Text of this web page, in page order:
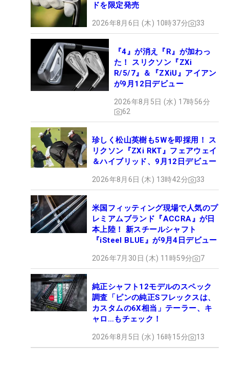
ドを限定発売
2026年8月6日 (木) 10時37分 33
『4』が消え『R』が加わっ
た！ スリクソン『ZXi
R/5/7』＆『ZXiU』アイアン
が9月12日デビュー
2026年8月5日 (水) 17時56分
62
珍しく松山英樹も5Wを即採用！ ス
リクソン『ZXi RKT』フェアウェイ
＆ハイブリッド、9月12日デビュー
2026年8月6日 (木) 13時42分 33
米国フィッティング現場で人気のプ
レミアムブランド『ACCRA』が日
本上陸！ 新スチールシャフト
『iSteel BLUE』が9月4日デビュー
2026年7月30日 (木) 11時59分 7
純正シャフト12モデルのスペック
調査「ピンの純正Sフレックスは、
カスタムの6X相当」テーラー、キ
ャロ…もチェック！
2026年8月5日 (水) 16時15分 13